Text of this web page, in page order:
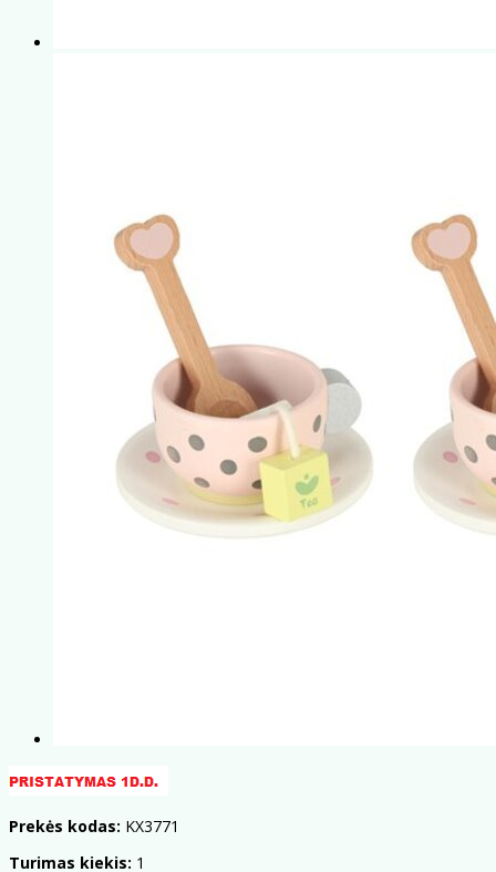
Prekės kodas: KX3771
Turimas kiekis: 1